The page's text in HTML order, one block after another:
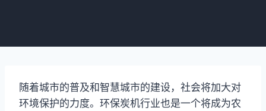
随着城市的普及和智慧城市的建设，社会将加大对
环境保护的力度。环保炭机行业也是一个将成为农